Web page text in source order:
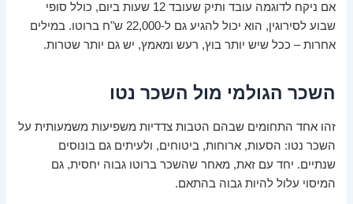
אם ניקח לדוגמה עובד ותיק שעובד 12 שעות ביום, כולל סופי
שבוע לסירוגין, הוא יכול להגיע גם ל-22,000 ש"ח ברוטו. במילים
אחרות – ככל שיש יותר בוץ, רעש ומאמץ, יש גם יותר שטרות.
השכר הגולמי מול השכר נטו
זהו אחד התחומים שבהם הטבות צדדיות משפיעות משמעותית על
השכר נטו: הסעות, ארוחות, ביטוחים, ולעיתים גם בונוסים
שנתיים. יחד עם זאת, מאחר שהשכר ברוטו גבוה יחסית, גם
המיסוי עלול להיות גבוה בהתאם.